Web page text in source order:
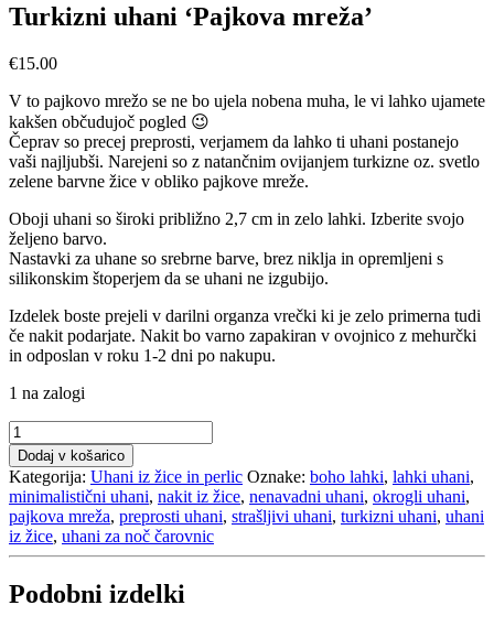
Turkizni uhani ‘Pajkova mreža’
€15.00
V to pajkovo mrežo se ne bo ujela nobena muha, le vi lahko ujamete
kakšen občudujoč pogled 😉
Čeprav so precej preprosti, verjamem da lahko ti uhani postanejo
vaši najljubši. Narejeni so z natančnim ovijanjem turkizne oz. svetlo
zelene barvne žice v obliko pajkove mreže.
Oboji uhani so široki približno 2,7 cm in zelo lahki. Izberite svojo
željeno barvo.
Nastavki za uhane so srebrne barve, brez niklja in opremljeni s
silikonskim štoperjem da se uhani ne izgubijo.
Izdelek boste prejeli v darilni organza vrečki ki je zelo primerna tudi
če nakit podarjate. Nakit bo varno zapakiran v ovojnico z mehurčki
in odposlan v roku 1-2 dni po nakupu.
1 na zalogi
Turkizni
uhani
'Pajkova
mreža'
količina
Dodaj v košarico
Kategorija: Uhani iz žice in perlic Oznake: boho lahki, lahki uhani,
minimalistični uhani, nakit iz žice, nenavadni uhani, okrogli uhani,
pajkova mreža, preprosti uhani, strašljivi uhani, turkizni uhani, uhani
iz žice, uhani za noč čarovnic
Podobni izdelki